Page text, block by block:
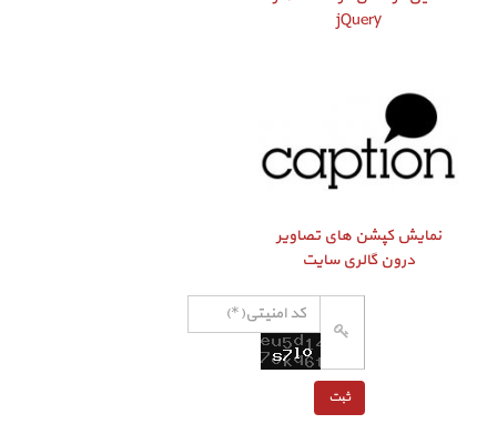
jQuery
نمایش کپشن‌ های تصاویر
درون گالری سایت